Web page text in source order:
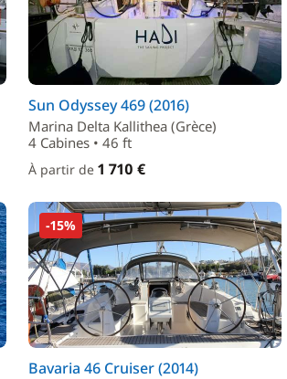
Sun Odyssey 469 (2016)
Marina Delta Kallithea (Grèce)
4 Cabines • 46 ft
À partir de 1 710 €
-15%
Bavaria 46 Cruiser (2014)